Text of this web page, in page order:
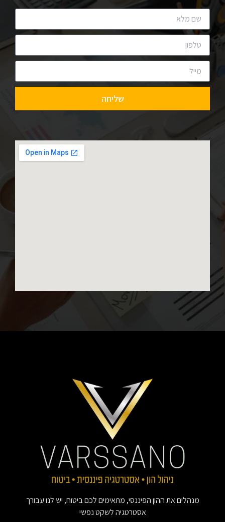
שליחה
מנהלים את ההון הפיננסי, מתאימים לכם ביטוח, יש לנו עבורך
אסטרטגיה לשקט נפשי